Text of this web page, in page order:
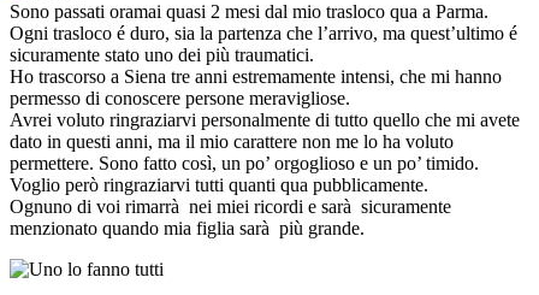
Sono passati oramai quasi 2 mesi dal mio trasloco qua a Parma.
Ogni trasloco é duro, sia la partenza che l’arrivo, ma quest’ultimo é
sicuramente stato uno dei più traumatici.
Ho trascorso a Siena tre anni estremamente intensi, che mi hanno
permesso di conoscere persone meravigliose.
Avrei voluto ringraziarvi personalmente di tutto quello che mi avete
dato in questi anni, ma il mio carattere non me lo ha voluto
permettere. Sono fatto così, un po’ orgoglioso e un po’ timido.
Voglio però ringraziarvi tutti quanti qua pubblicamente.
Ognuno di voi rimarrà nei miei ricordi e sarà sicuramente
menzionato quando mia figlia sarà più grande.